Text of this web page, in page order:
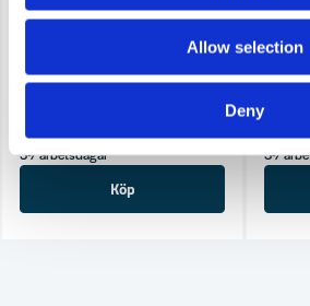
Allow selection
Deny
COBOLT
Cobolt Kontraprofilfräs-Sats R=10,
3-7 arbetsdagar
Köp
3-7